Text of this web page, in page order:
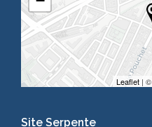
Leaflet | ©
Site Serpente